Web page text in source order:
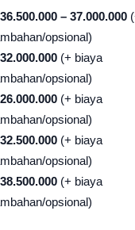
– 37.000.000
opsional)
(+ biaya
opsional)
(+ biaya
opsional)
(+ biaya
opsional)
(+ biaya
opsional)